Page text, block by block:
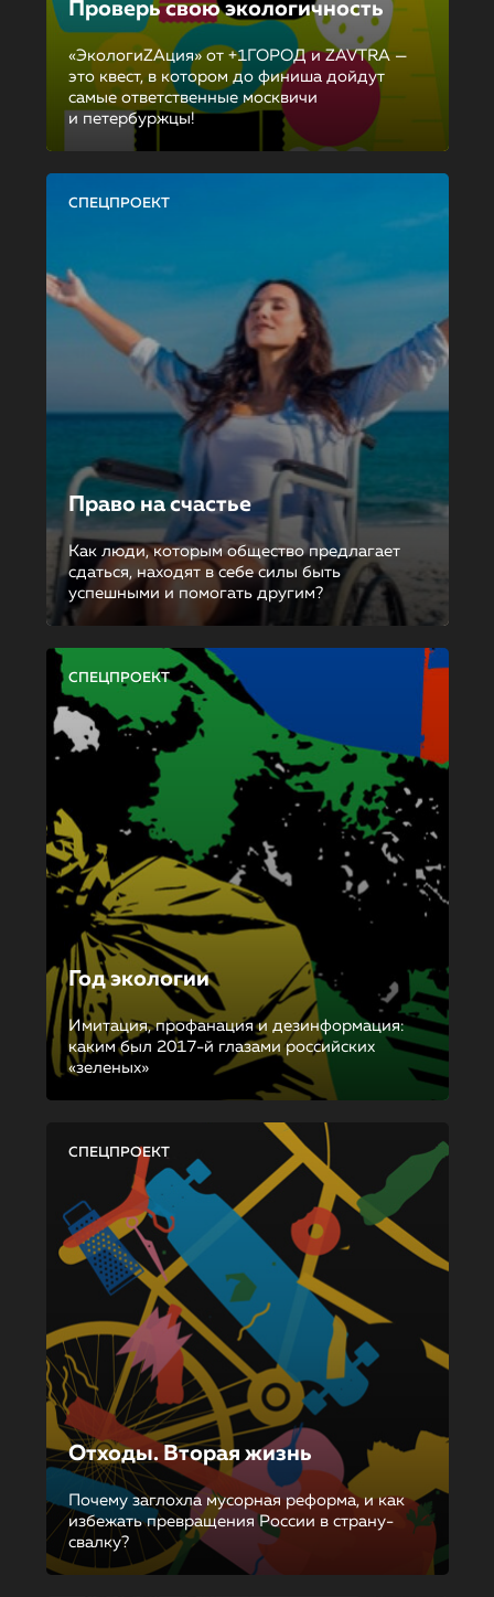
Проверь свою экологичность
«ЭкологиZAция» от +1ГОРОД и ZAVTRA —
это квест, в котором до финиша дойдут
самые ответственные москвичи
и петербуржцы!
СПЕЦПРОЕКТ
Право на счастье
Как люди, которым общество предлагает
сдаться, находят в себе силы быть
успешными и помогать другим?
СПЕЦПРОЕКТ
Год экологии
Имитация, профанация и дезинформация:
каким был 2017-й глазами российских
«зеленых»
СПЕЦПРОЕКТ
Отходы. Вторая жизнь
Почему заглохла мусорная реформа, и как
избежать превращения России в страну-
свалку?